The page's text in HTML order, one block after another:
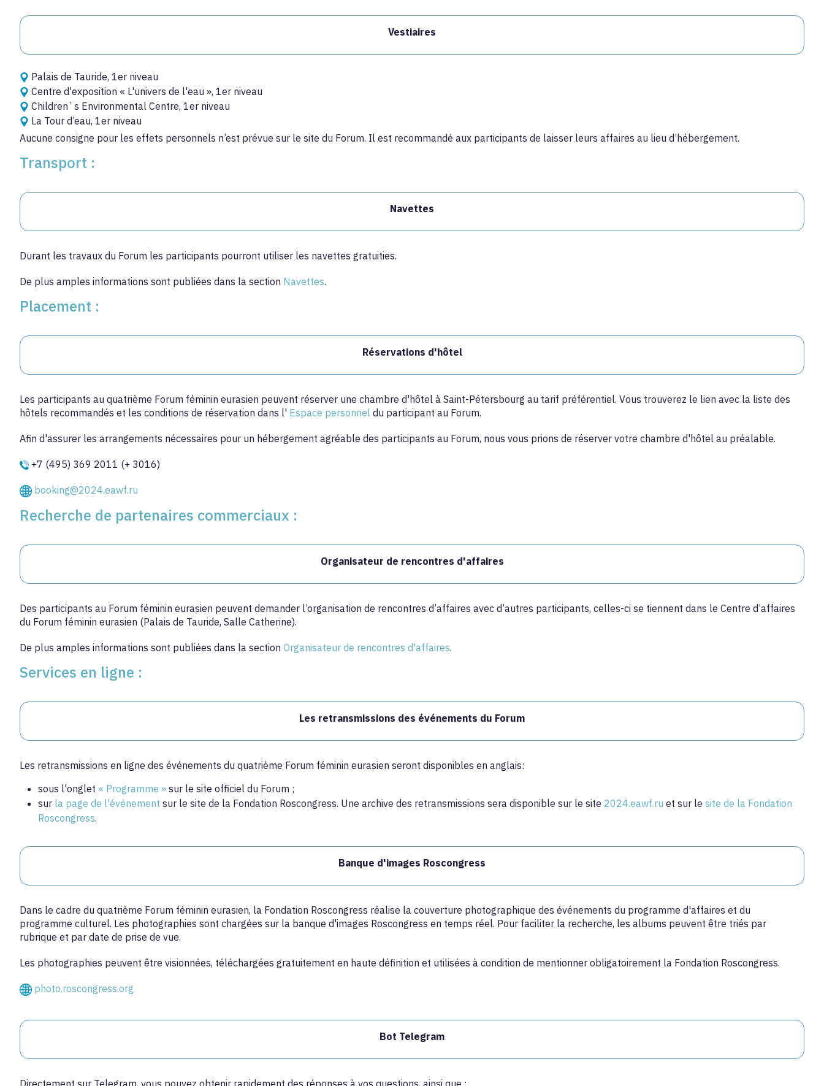
Vestiaires
Palais de Tauride, 1er niveau
Centre d'exposition « L'univers de l'eau », 1er niveau
Children`s Environmental Centre, 1er niveau
La Tour d’eau, 1er niveau
Aucune consigne pour les effets personnels n’est prévue sur le site du Forum. Il est recommandé aux participants de laisser leurs affaires au lieu d’hébergement.
Transport :
Navettes
Durant les travaux du Forum les participants pourront utiliser les navettes gratuities.
De plus amples informations sont publiées dans la section Navettes.
Placement :
Réservations d'hôtel
Les participants au quatrième Forum féminin eurasien peuvent réserver une chambre d'hôtel à Saint-Pétersbourg au tarif préférentiel. Vous trouverez le lien avec la liste des
hôtels recommandés et les conditions de réservation dans l' Espace personnel du participant au Forum.
Afin d'assurer les arrangements nécessaires pour un hébergement agréable des participants au Forum, nous vous prions de réserver votre chambre d'hôtel au préalable.
+7 (495) 369 2011 (+ 3016)
booking@2024.eawf.ru
Recherche de partenaires commerciaux :
Organisateur de rencontres d'affaires
Des participants au Forum féminin eurasien peuvent demander l’organisation de rencontres d’affaires avec d’autres participants, celles-ci se tiennent dans le Centre d’affaires
du Forum féminin eurasien (Palais de Tauride, Salle Catherine).
De plus amples informations sont publiées dans la section Organisateur de rencontres d'affaires.
Services en ligne :
Les retransmissions des événements du Forum
Les retransmissions en ligne des événements du quatrième Forum féminin eurasien seront disponibles en anglais:
sous l'onglet « Programme » sur le site officiel du Forum ;
sur la page de l'événement sur le site de la Fondation Roscongress. Une archive des retransmissions sera disponible sur le site 2024.eawf.ru et sur le site de la Fondation
Roscongress.
Banque d'images Roscongress
Dans le cadre du quatrième Forum féminin eurasien, la Fondation Roscongress réalise la couverture photographique des événements du programme d'affaires et du
programme culturel. Les photographies sont chargées sur la banque d'images Roscongress en temps réel. Pour faciliter la recherche, les albums peuvent être triés par
rubrique et par date de prise de vue.
Les photographies peuvent être visionnées, téléchargées gratuitement en haute définition et utilisées à condition de mentionner obligatoirement la Fondation Roscongress.
photo.roscongress.org
Bot Telegram
Directement sur Telegram, vous pouvez obtenir rapidement des réponses à vos questions, ainsi que :